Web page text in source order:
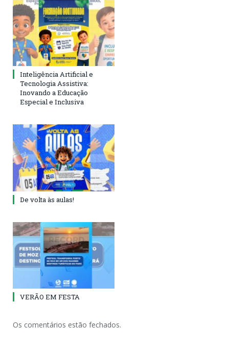
Inteligência Artificial e
Tecnologia Assistiva:
Inovando a Educação
Especial e Inclusiva
De volta às aulas!
VERÃO EM FESTA
Os comentários estão fechados.